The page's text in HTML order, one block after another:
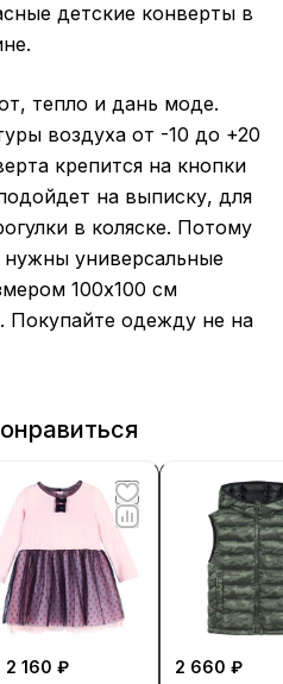
детские конверты в
тепло и дань моде.
воздуха от -10 до +20
крепится на кнопки
на выписку, для
в коляске. Потому
универсальные
100х100 см
Покупайте одежду не на
2 160 ₽
2 660 ₽